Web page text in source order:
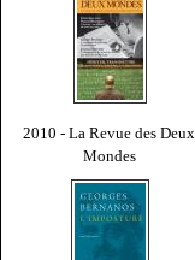
2010 - La Revue des Deux
Mondes